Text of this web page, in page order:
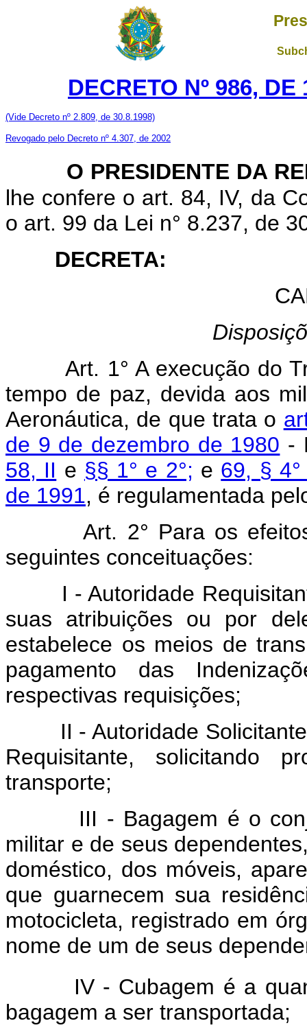
DECRETO Nº 986,
(Vide Decreto nº 2.809, de 30.8.1998)
Revogado pelo Decreto nº 4.307, de 2002
O PRESIDENTE DA
lhe confere o art. 84, IV, da
o art. 99 da Lei n° 8.237, de
DECRETA:
Art. 1° A execução do
tempo de paz, devida aos
Aeronáutica, de que trata o
de 9 de dezembro de 1980 -
58, II e §§ 1° e 2°; e 69, §
de 1991, é regulamentada
Art. 2° Para os efeitos
seguintes conceituações:
I - Autoridade
suas atribuições ou por
estabelece os meios de
pagamento das
respectivas requisições;
II - Autoridade Solicitante
Requisitante, solicitando
transporte;
III - Bagagem é o
militar e de seus
doméstico, dos móveis,
que guarnecem sua
motocicleta, registrado em
nome de um de seus
IV - Cubagem é a
bagagem a ser transportada;